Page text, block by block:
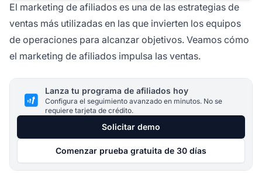
El marketing de afiliados es una de las estrategias de
ventas más utilizadas en las que invierten los equipos
de operaciones para alcanzar objetivos. Veamos cómo
el marketing de afiliados impulsa las ventas.
Lanza tu programa de afiliados hoy
Configura el seguimiento avanzado en minutos. No se
requiere tarjeta de crédito.
Solicitar demo
Comenzar prueba gratuita de 30 días